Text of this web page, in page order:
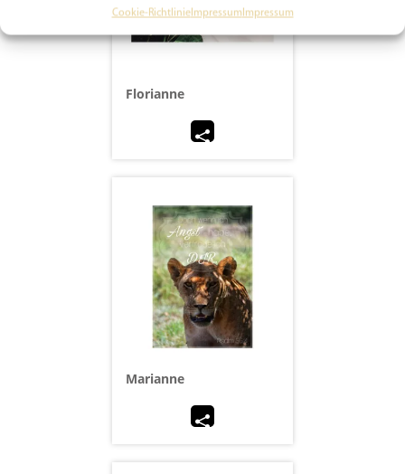
Cookie-RichtlinieImpressumImpressum
Florianne
Marianne